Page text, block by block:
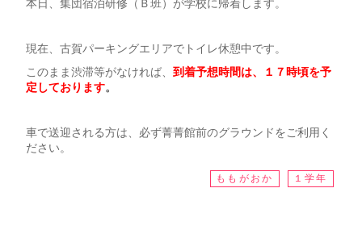
本日、集団宿泊研修（Ｂ班）が学校に帰着します。
現在、古賀パーキングエリアでトイレ休憩中です。
このまま渋滞等がなければ、到着予想時間は、１７時頃を予
定しております。
車で送迎される方は、必ず菁菁館前のグラウンドをご利用く
ださい。
ももがおか １学年